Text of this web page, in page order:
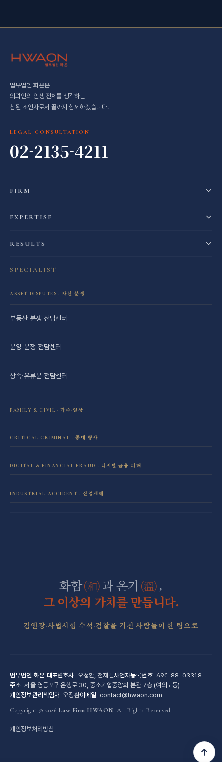
법무법인 화온은
의뢰인의 인생 전체를 생각하는
참된 조언자로서 끝까지 함께하겠습니다.
LEGAL CONSULTATION
02-2135-4211
FIRM
EXPERTISE
RESULTS
SPECIALIST
ASSET DISPUTES · 자산 분쟁
부동산 분쟁 전담센터
분양 분쟁 전담센터
상속·유류분 전담센터
FAMILY & CIVIL · 가족·일상
학교폭력 전담센터
CRITICAL CRIMINAL · 중대 형사
DIGITAL & FINANCIAL FRAUD · 디지털·금융 피해
INDUSTRIAL ACCIDENT · 산업재해
화합(和)과 온기 (溫) ,
그 이상의 가치를 만듭니다.
김앤장·사법시험 수석·검찰을 거친 사람들이 한 팀으로
법무법인 화온 대표변호사 오정환, 천재필사업자등록번호 690-88-03318
주소 서울 영등포구 은행로 30, 중소기업중앙회 본관 7층 (여의도동)
개인정보관리책임자 오정환이메일 contact@hwaon.com
Copyright © 2026 Law Firm HWAON. All Rights Reserved.
개인정보처리방침